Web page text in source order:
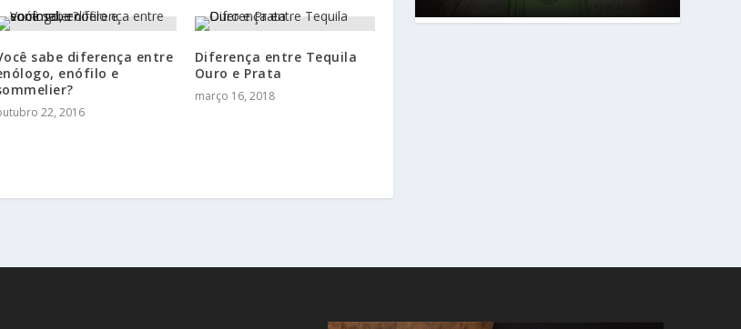
sabe diferença entre
enófilo e
22, 2016
Diferença entre Tequila
Ouro e Prata
março 16, 2018